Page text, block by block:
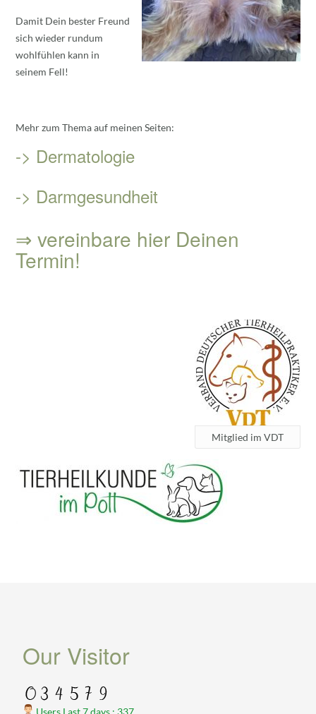
Damit Dein bester Freund
sich wieder rundum
wohlfühlen kann in
seinem Fell!
Mehr zum Thema auf meinen Seiten:
-> Dermatologie
-> Darmgesundheit
⇒ vereinbare hier Deinen
Termin!
Mitglied im VDT
Our Visitor
Users Last 7 days : 337